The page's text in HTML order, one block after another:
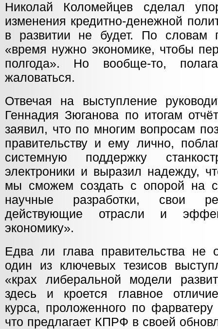
Николай Коломейцев сделал
изменения кредитно-денежной
в развитии не будет. По словам
«время нужно экономике, чтобы
полгода». Но вообще-то,
жаловаться.
Отвечая на выступление
Геннадия Зюганова по итогам
заявил, что по многим вопросам
правительству и ему лично,
системную поддержку
электроники и выразил надежду,
мы сможем создать с опорой на
научные разработки, свои
действующие отрасли и
экономику».
Едва ли глава правительства не
один из ключевых тезисов
«крах либеральной модели
здесь и кроется главное отличие
курса, проложенного по
что предлагает КПРФ в своей